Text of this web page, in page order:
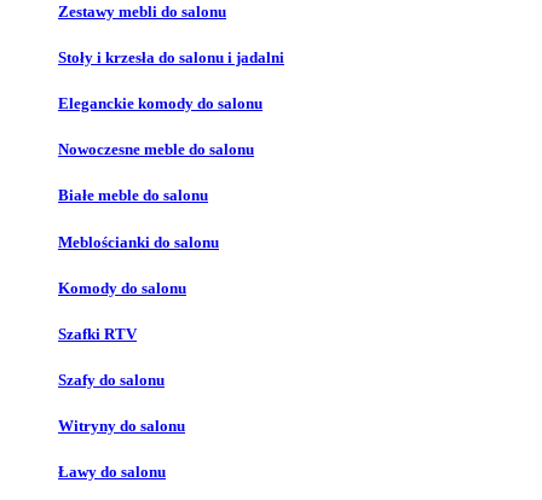
Zestawy mebli do salonu
Stoły i krzesła do salonu i jadalni
Eleganckie komody do salonu
Nowoczesne meble do salonu
Białe meble do salonu
Meblościanki do salonu
Komody do salonu
Szafki RTV
Szafy do salonu
Witryny do salonu
Ławy do salonu